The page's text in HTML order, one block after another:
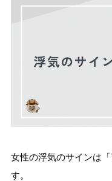
女性の浮気のサインは
す。